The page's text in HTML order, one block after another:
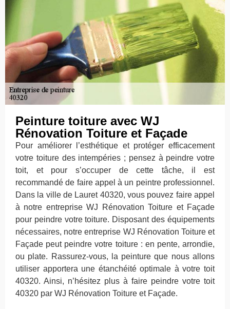
Peinture toiture avec WJ
Rénovation Toiture et Façade
Pour améliorer l’esthétique et protéger efficacement
votre toiture des intempéries ; pensez à peindre votre
toit, et pour s’occuper de cette tâche, il est
recommandé de faire appel à un peintre professionnel.
Dans la ville de Lauret 40320, vous pouvez faire appel
à notre entreprise WJ Rénovation Toiture et Façade
pour peindre votre toiture. Disposant des équipements
nécessaires, notre entreprise WJ Rénovation Toiture et
Façade peut peindre votre toiture : en pente, arrondie,
ou plate. Rassurez-vous, la peinture que nous allons
utiliser apportera une étanchéité optimale à votre toit
40320. Ainsi, n’hésitez plus à faire peindre votre toit
40320 par WJ Rénovation Toiture et Façade.